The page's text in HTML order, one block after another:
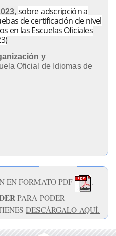
sobre adscripción a
de certificación de nivel
en las Escuelas Oficiales
y
Oficial de Idiomas de
EN FORMATO PDF
.
PARA PODER
DESCÁRGALO AQUÍ.